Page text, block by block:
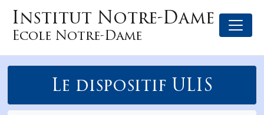
Institut Notre-Dame
Ecole Notre-Dame
Le dispositif ULIS